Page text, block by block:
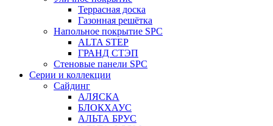
Террасная доска
Газонная решётка
Напольное покрытие SPC
ALTA STEP
ГРАНД СТЭП
Стеновые панели SPC
Серии и коллекции
Сайдинг
АЛЯСКА
БЛОКХАУС
АЛЬТА БРУС